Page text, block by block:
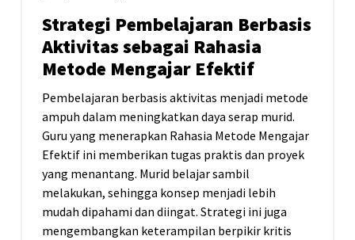
Strategi Pembelajaran Berbasis
Aktivitas sebagai Rahasia
Metode Mengajar Efektif
Pembelajaran berbasis aktivitas menjadi metode
ampuh dalam meningkatkan daya serap murid.
Guru yang menerapkan Rahasia Metode Mengajar
Efektif ini memberikan tugas praktis dan proyek
yang menantang. Murid belajar sambil
melakukan, sehingga konsep menjadi lebih
mudah dipahami dan diingat. Strategi ini juga
mengembangkan keterampilan berpikir kritis